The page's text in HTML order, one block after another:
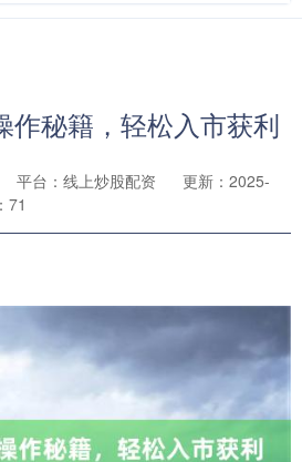
作秘籍，轻松入市获利
平台：线上炒股配资
更新：2025-
71